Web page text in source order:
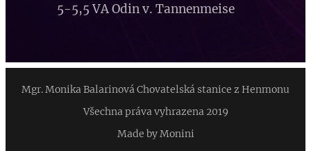
5-5,5 VA Odin v. Tannenmeise
Mgr. Monika Balarinová Chovatelská stanice z Henmonu
Všechna práva vyhrazena 2019
Made by Monini